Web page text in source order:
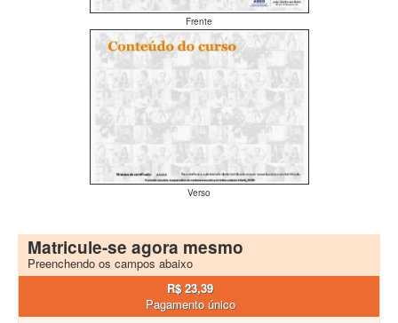
Frente
Verso
Matricule-se agora mesmo
Preenchendo os campos abaixo
R$ 23,39
Pagamento único